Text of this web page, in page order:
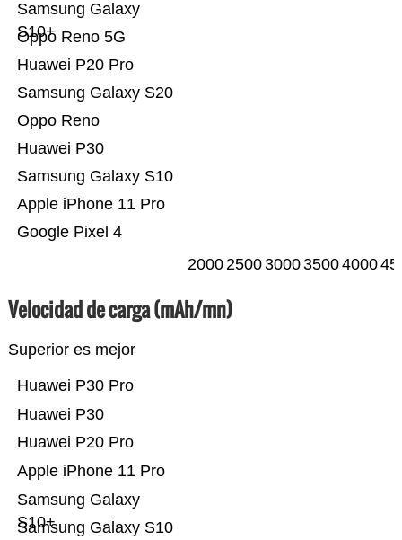
Google Pixel 4
Apple iPhone 11 Pro
Samsung Galaxy S10
Huawei P30
Oppo Reno
Samsung Galaxy S20
Huawei P20 Pro
Oppo Reno 5G
Samsung Galaxy
S10+
20002500300035004000
Velocidad de carga (mAh/mn)
Superior es mejor
Samsung Galaxy S10
Samsung Galaxy
S10+
Apple iPhone 11 Pro
Huawei P20 Pro
Huawei P30
Huawei P30 Pro